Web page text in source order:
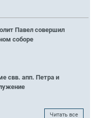
Павел совершил
соборе
свв. апп. Петра и
Читать все